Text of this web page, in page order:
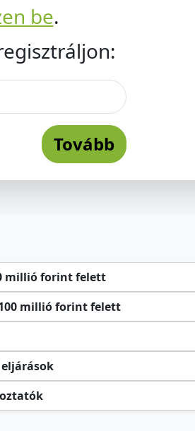
be.
Tovább
millió forint felett
millió forint felett